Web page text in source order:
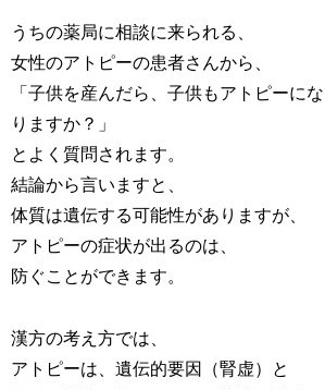
うちの薬局に相談に来られる、
女性のアトピーの患者さんから、
「子供を産んだら、子供もアトピーにな
りますか？」
とよく質問されます。
結論から言いますと、
体質は遺伝する可能性がありますが、
アトピーの症状が出るのは、
防ぐことができます。
漢方の考え方では、
アトピーは、遺伝的要因（腎虚）と